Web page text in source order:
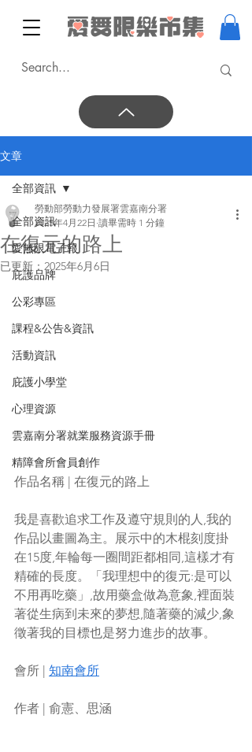
文章
全部資訊
愛無限電子報
庇護品牌
公彩專區
課程&公告&資訊
活動資訊
庇護小學堂
心理資源
雲嘉南分署就業服務資源手冊
精障會所會員創作
全部資訊
在復元的路上
勞動部勞動力發展署雲嘉南分署
2025年4月22日 讀畢需時 1 分鐘
已更新： 2025年6月6日
作品名稱 | 在復元的路上
我是喜歡追求工作及遵守規則的人,我的
作品以畫圖為主。展示中的木棍刻度掛
在15度,年輪每一圈間距都相同,這樣才有
精確的長度。「我理想中的復元:是可以
不用再吃藥」,故用藥盒做為意象,裡面裝
著從生病到未來的夢想,隨著藥的減少,象
徵著我的目標也是努力進步的故事。
會所 | 知南會所
作者 | 俞憲、思涵